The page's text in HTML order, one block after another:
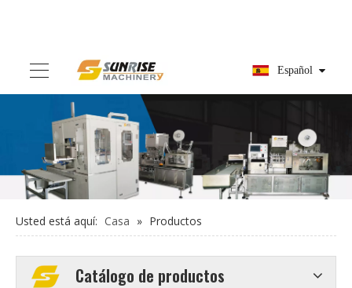
Español
Usted está aquí: Casa » Productos
Catálogo de productos